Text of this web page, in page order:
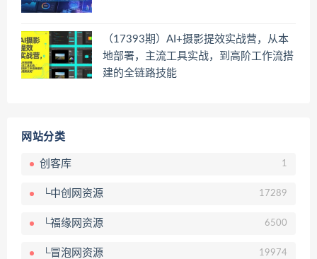
（17393期）AI+摄影提效实战营，从本
地部署，主流工具实战，到高阶工作流搭
建的全链路技能
网站分类
创客库 1
└中创网资源 17289
└福缘网资源 6500
└冒泡网资源 19974